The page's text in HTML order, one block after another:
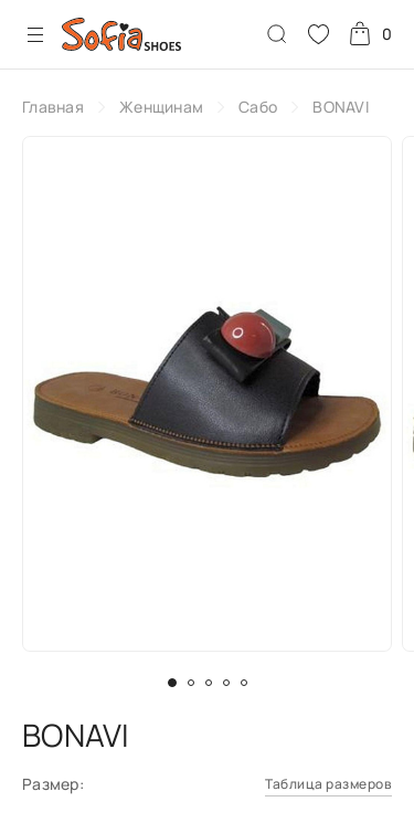
0
Главная Женщинам Сабо BONAVI
BONAVI
Размер: Таблица размеров